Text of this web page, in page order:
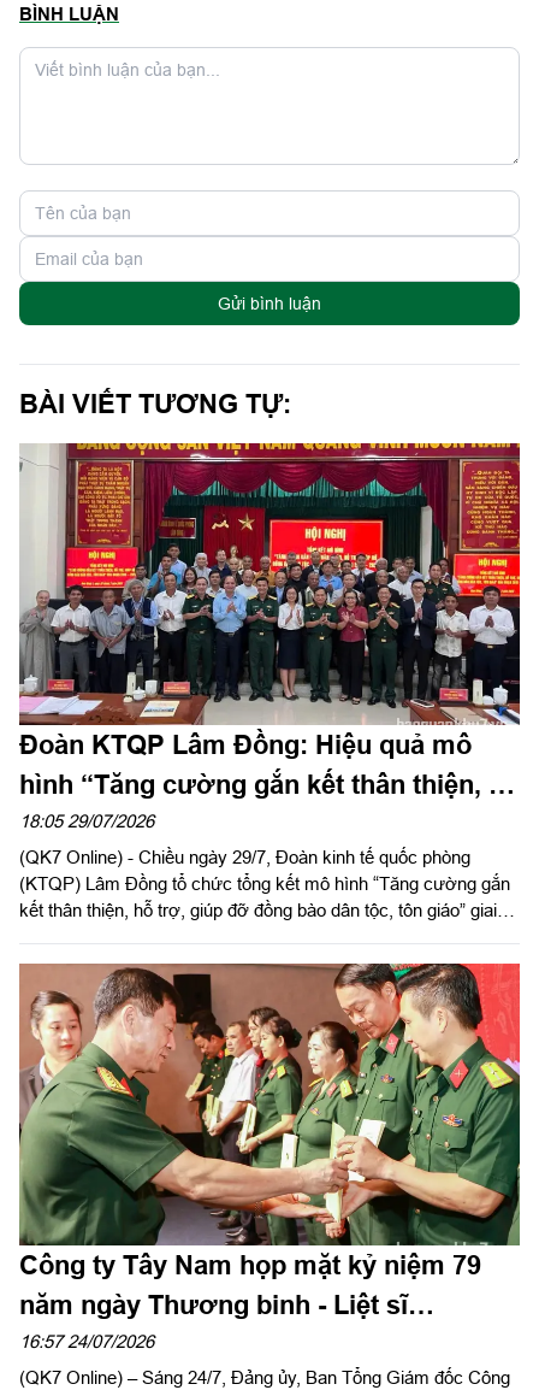
BÌNH LUẬN
Gửi bình luận
BÀI VIẾT TƯƠNG TỰ:
Đoàn KTQP Lâm Đồng: Hiệu quả mô
hình “Tăng cường gắn kết thân thiện, hỗ
trợ, giúp đỡ đồng bào dân tộc, tôn giáo”
18:05 29/07/2026
(QK7 Online) - Chiều ngày 29/7, Đoàn kinh tế quốc phòng
(KTQP) Lâm Đồng tổ chức tổng kết mô hình “Tăng cường gắn
kết thân thiện, hỗ trợ, giúp đỡ đồng bào dân tộc, tôn giáo” giai
Chính trị Quân khu dự chỉ đạo hội nghị.
Công ty Tây Nam họp mặt kỷ niệm 79
năm ngày Thương binh - Liệt sĩ
(27/7/1947 – 27/7/2026)
16:57 24/07/2026
(QK7 Online) – Sáng 24/7, Đảng ủy, Ban Tổng Giám đốc Công